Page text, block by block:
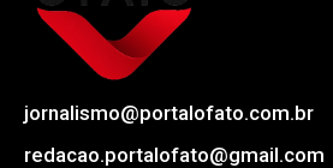
jornalismo@portalofato.com.br
redacao.portalofato@gmail.com